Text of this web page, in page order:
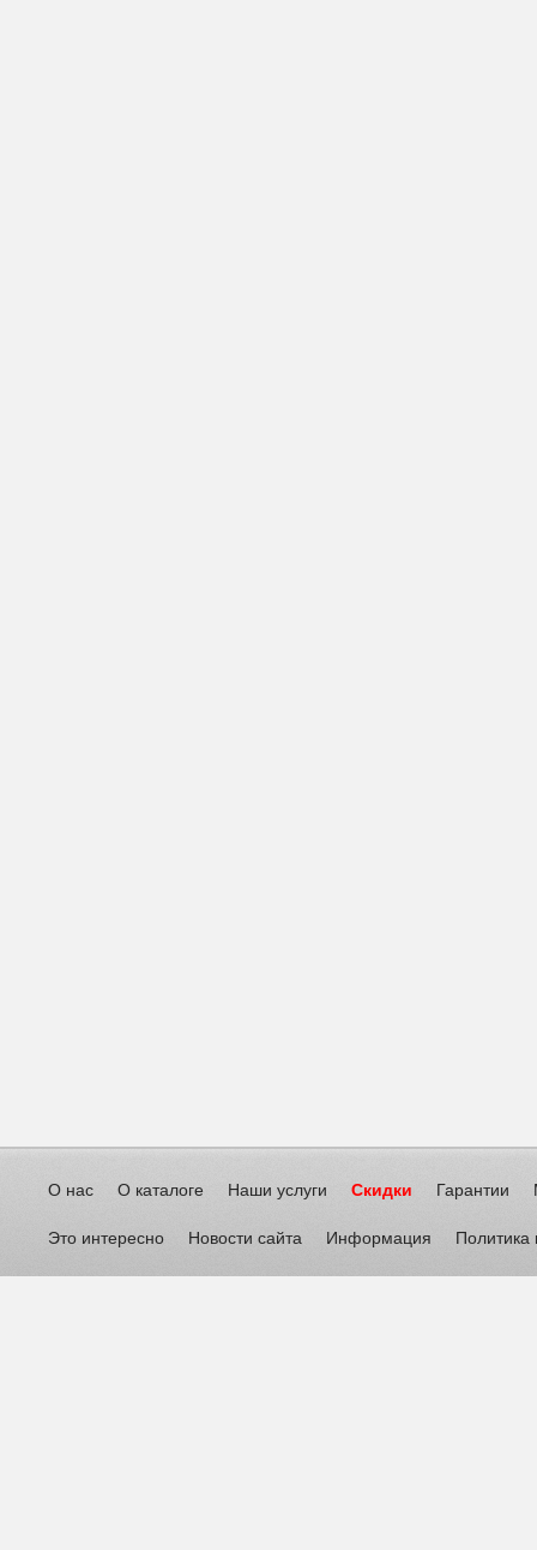
О нас О каталоге Наши услуги Скидки Гарантии
Это интересно Новости сайта Информация Политика